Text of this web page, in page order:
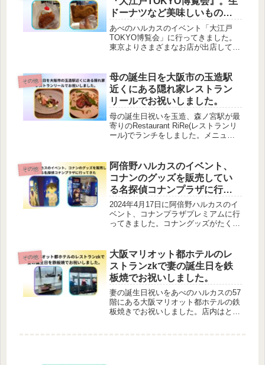
ドーナツなど美味しいものい
っぱい
あべのハルカスのイベント「大江戸
TOKYO博覧会」に行ってきました。
東京よりさまざまなお店が出店してい
その他
母の誕生日を大阪市の玉造駅
近くにある隠れ家レストラン
リールでお祝いしました。
母の誕生日祝いを玉造、森ノ宮駅が最
寄りのRestaurant RiRe(レストランリ
ール)でランチをしました。メニュー
すがレストランリールは隠れ家的な感
じでした。
その他
阿倍野ハルカスのイベント、
コナンのグッズを販売してい
る名探偵コナンプラザに行っ
てきた
2024年4月17日に阿倍野ハルカスのイ
ベント、コナンプラザプレミアムに行
ってきました。コナングッズがたくさ
際に行くことをおすすめします。
その他
大阪マリオット都ホテルのレ
ストランzkで妻の誕生日を鉄
板焼でお祝いしました。
妻の誕生日祝いをあべのハルカスの57
階にある大阪マリオット都ホテルの鉄
板焼きでお祝いしました。店内はとて